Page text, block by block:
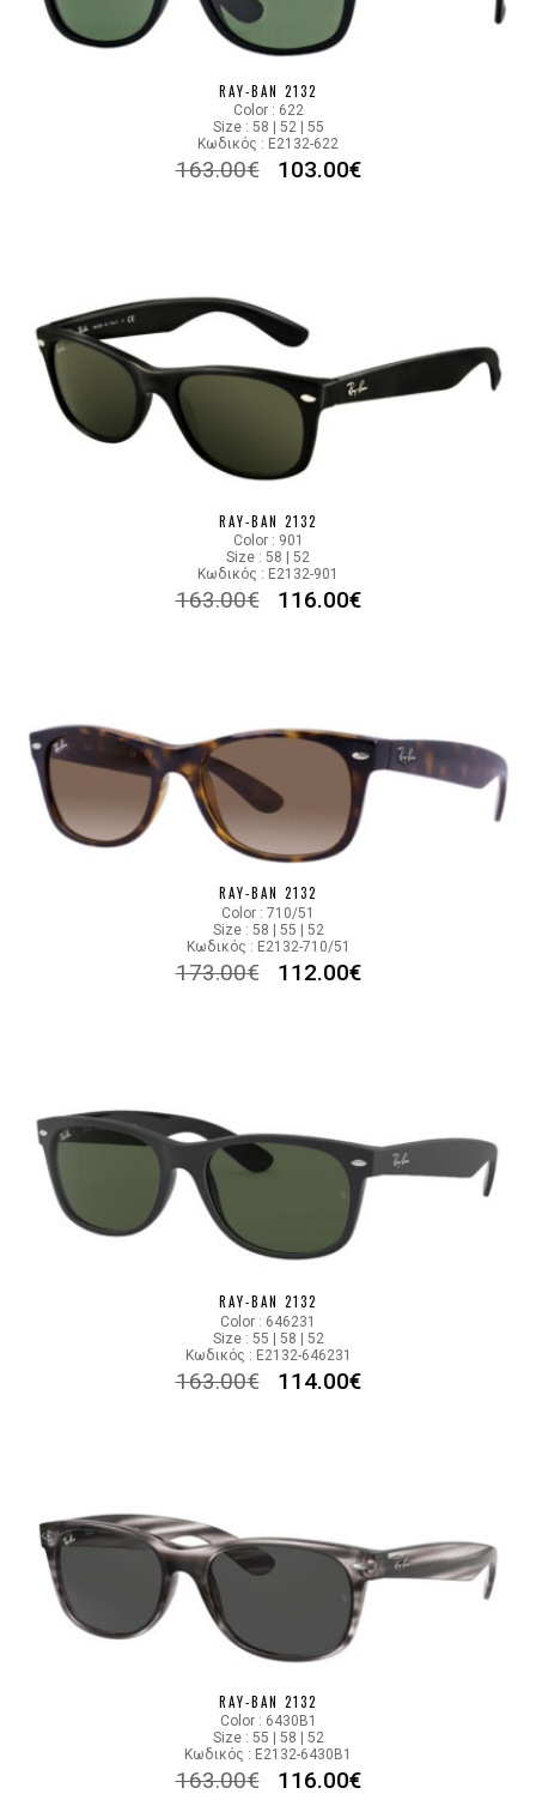
RAY-BAN 2132
Color : 622
Size : 58 | 52 | 55
Κωδικός : E2132-622
163.00€ 103.00€
RAY-BAN 2132
Color : 901
Size : 58 | 52
Κωδικός : E2132-901
163.00€ 116.00€
RAY-BAN 2132
Color : 710/51
Size : 58 | 55 | 52
Κωδικός : E2132-710/51
173.00€ 112.00€
RAY-BAN 2132
Color : 646231
Size : 55 | 58 | 52
Κωδικός : E2132-646231
163.00€ 114.00€
RAY-BAN 2132
Color : 6430B1
Size : 55 | 58 | 52
Κωδικός : E2132-6430B1
163.00€ 116.00€